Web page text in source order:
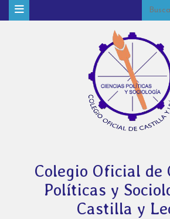
Colegio Oficial de
Políticas y
Castilla y